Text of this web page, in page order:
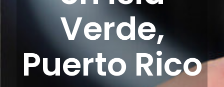
Verde,
Puerto Rico